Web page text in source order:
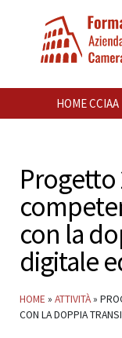
HOME CCIAA
Progetto
con la
digitale
HOME » ATTIVITÀ»
CON LA DOPPIA